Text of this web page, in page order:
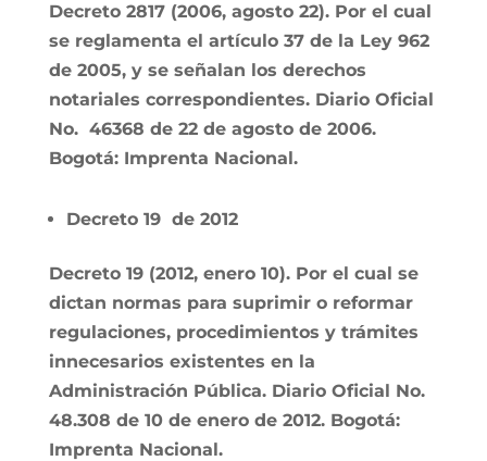
Decreto 2817 (2006, agosto 22). Por el cual
se reglamenta el artículo 37 de la Ley 962
de 2005, y se señalan los derechos
notariales correspondientes. Diario Oficial
No. 46368 de 22 de agosto de 2006.
Bogotá: Imprenta Nacional.
Decreto 19 de 2012
Decreto 19 (2012, enero 10). Por el cual se
dictan normas para suprimir o reformar
regulaciones, procedimientos y trámites
innecesarios existentes en la
Administración Pública. Diario Oficial No.
48.308 de 10 de enero de 2012. Bogotá:
Imprenta Nacional.